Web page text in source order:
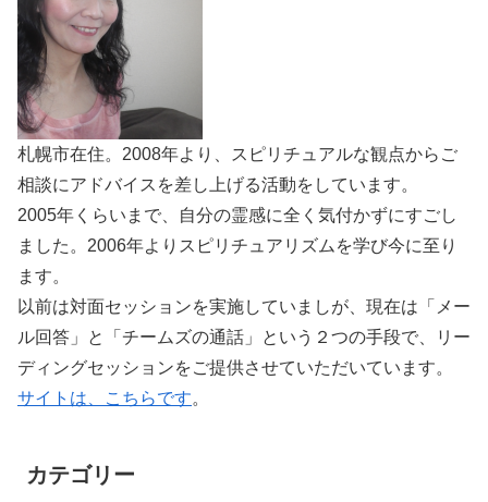
札幌市在住。2008年より、スピリチュアルな観点からご
相談にアドバイスを差し上げる活動をしています。
2005年くらいまで、自分の霊感に全く気付かずにすごし
ました。2006年よりスピリチュアリズムを学び今に至り
ます。
以前は対面セッションを実施していましが、現在は「メー
ル回答」と「チームズの通話」という２つの手段で、リー
ディングセッションをご提供させていただいています。
サイトは、こちらです。
カテゴリー